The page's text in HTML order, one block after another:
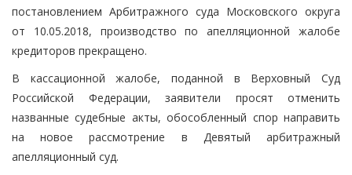
постановлением Арбитражного суда Московского округа
от 10.05.2018, производство по апелляционной жалобе
кредиторов прекращено.
В кассационной жалобе, поданной в Верховный Суд
Российской Федерации, заявители просят отменить
названные судебные акты, обособленный спор направить
на новое рассмотрение в Девятый арбитражный
апелляционный суд.